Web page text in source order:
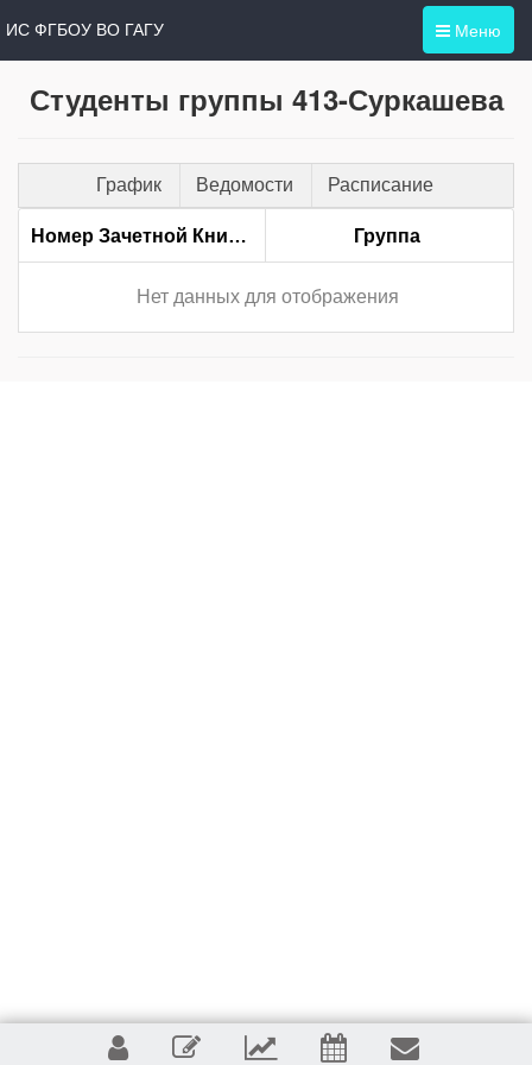
Меню
ИС ФГБОУ ВО ГАГУ
Студенты группы 413-Суркашева
График Ведомости Расписание
Номер Зачетной Книжки Группа
Нет данных для отображения